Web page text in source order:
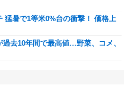
猛暑で1等米0%台の衝撃！ 価格上
過去10年間で最高値…野菜、コメ、